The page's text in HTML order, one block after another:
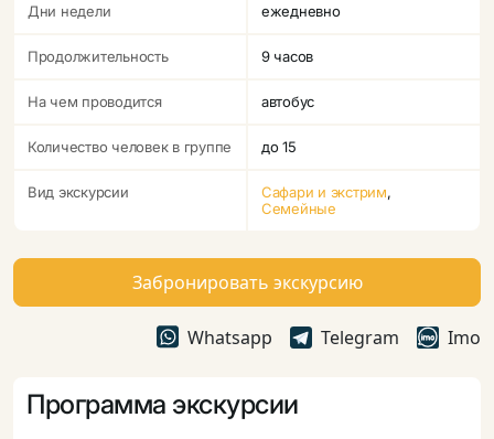
Дни недели ежедневно
Продолжительность 9 часов
На чем проводится автобус
Количество человек в группе до 15
Вид экскурсии Сафари и экстрим,
Семейные
Забронировать экскурсию
Whatsapp Telegram Imo
Программа экскурсии